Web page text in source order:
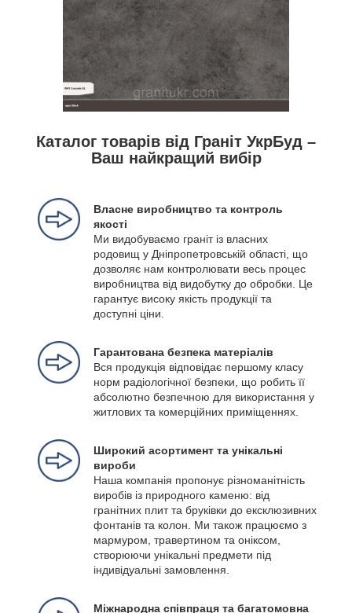
Каталог товарів від Граніт УкрБуд –
Ваш найкращий вибір
Власне виробництво та контроль
якості
Ми видобуваємо граніт із власних
родовищ у Дніпропетровській області, що
дозволяє нам контролювати весь процес
виробництва від видобутку до обробки. Це
гарантує високу якість продукції та
доступні ціни.
Гарантована безпека матеріалів
Вся продукція відповідає першому класу
норм радіологічної безпеки, що робить її
абсолютно безпечною для використання у
житлових та комерційних приміщеннях.
Широкий асортимент та унікальні
вироби
Наша компанія пропонує різноманітність
виробів із природного каменю: від
гранітних плит та бруківки до ексклюзивних
фонтанів та колон. Ми також працюємо з
мармуром, травертином та оніксом,
створюючи унікальні предмети під
індивідуальні замовлення.
Міжнародна співпраця та багатомовна